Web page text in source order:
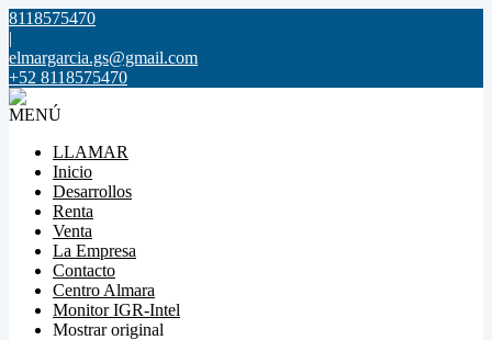
8118575470
|
elmargarcia.gs@gmail.com
+52 8118575470
MENÚ
LLAMAR
Inicio
Desarrollos
Renta
Venta
La Empresa
Contacto
Centro Almara
Monitor IGR-Intel
Mostrar original